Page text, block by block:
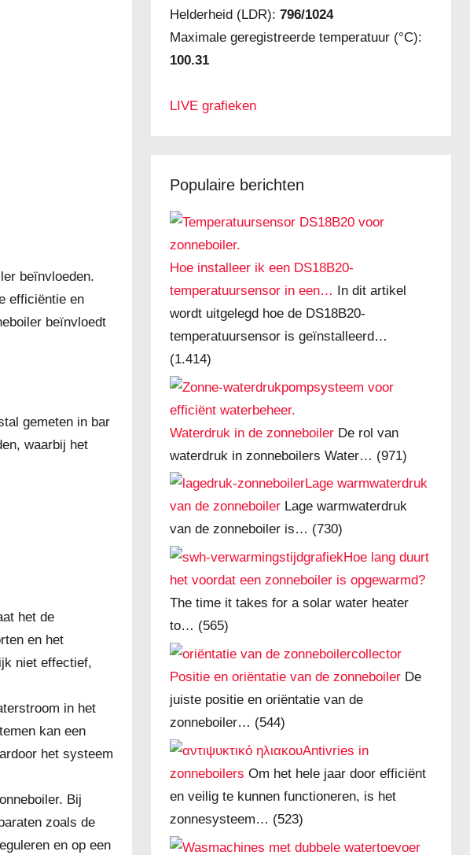
beïnvloeden.
efficiëntie en
beïnvloedt
gemeten in bar
waarbij het
het de
en het
niet effectief,
in het
kan een
het systeem
Bij
zoals de
en op een
Helderheid (LDR):796/1024
Maximale geregistreerde temperatuur (°C):
100.31
LIVE grafieken
Populaire berichten
Hoe installeer ik een DS18B20-
temperatuursensor in een… In dit artikel
wordt uitgelegd hoe de DS18B20-
temperatuursensor is geïnstalleerd…
(1.414)
Waterdruk in de zonneboiler De rol van
waterdruk in zonneboilers Water… (971)
Lage warmwaterdruk
van de zonneboiler Lage warmwaterdruk
van de zonneboiler is… (730)
Hoe lang duurt
het voordat een zonneboiler is opgewarmd?
The time it takes for a solar water heater
to… (565)
Positie en oriëntatie van de zonneboiler De
juiste positie en oriëntatie van de
zonneboiler… (544)
Antivries in
zonneboilers Om het hele jaar door efficiënt
en veilig te kunnen functioneren, is het
zonnesysteem… (523)